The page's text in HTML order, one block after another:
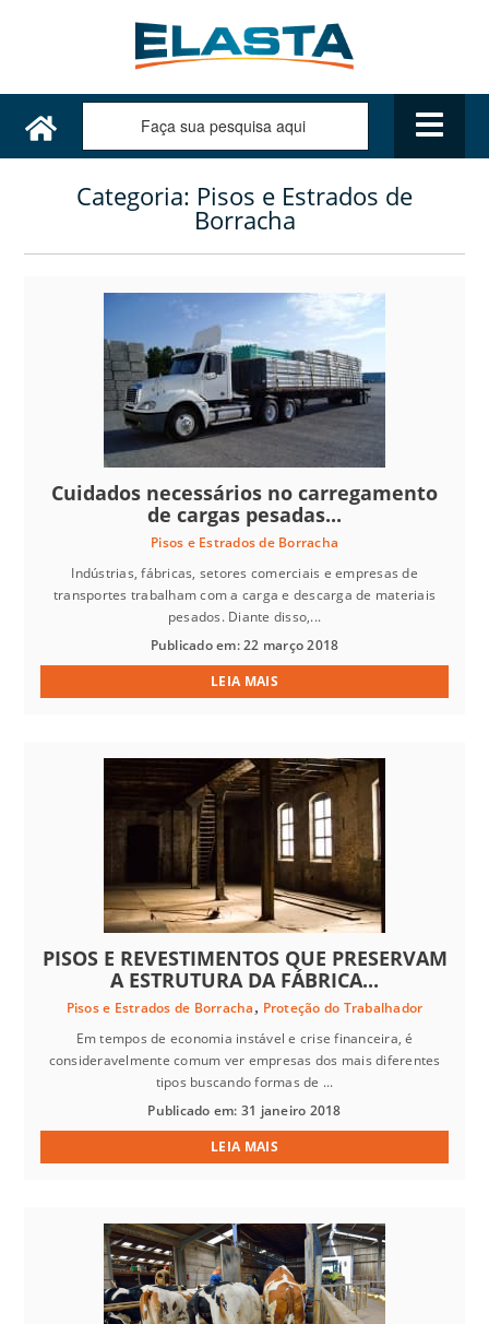
Categoria: Pisos e Estrados de
Borracha
Cuidados necessários no carregamento
de cargas pesadas...
Pisos e Estrados de Borracha
Indústrias, fábricas, setores comerciais e empresas de
transportes trabalham com a carga e descarga de materiais
pesados. Diante disso,...
Publicado em: 22 março 2018
LEIA MAIS
PISOS E REVESTIMENTOS QUE PRESERVAM
A ESTRUTURA DA FÁBRICA...
Pisos e Estrados de Borracha, Proteção do Trabalhador
Em tempos de economia instável e crise financeira, é
consideravelmente comum ver empresas dos mais diferentes
tipos buscando formas de ...
Publicado em: 31 janeiro 2018
LEIA MAIS